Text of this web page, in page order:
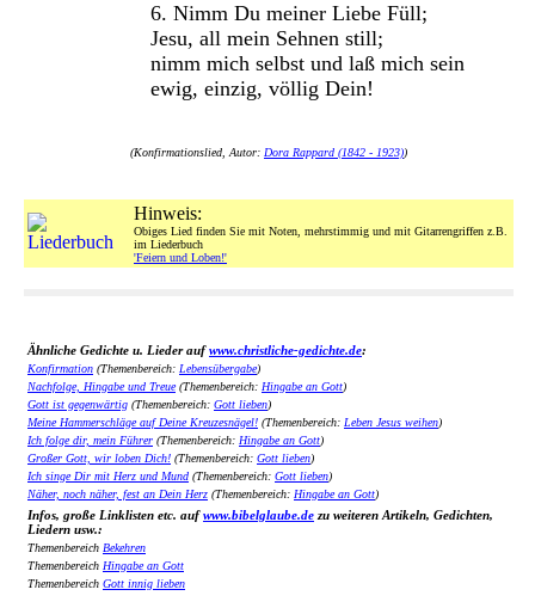
6. Nimm Du meiner Liebe Füll;
Jesu, all mein Sehnen still;
nimm mich selbst und laß mich sein
ewig, einzig, völlig Dein!
(Konfirmationslied, Autor: Dora Rappard (1842 - 1923))
Hinweis:
Obiges Lied finden Sie mit Noten, mehrstimmig und mit Gitarrengriffen z.B.
im Liederbuch
'Feiern und Loben!'
Ähnliche Gedichte u. Lieder aufwww.christliche-gedichte.de:
Konfirmation (Themenbereich: Lebensübergabe)
Nachfolge, Hingabe und Treue(Themenbereich: Hingabe an Gott)
Gott ist gegenwärtig (Themenbereich: Gott lieben)
Meine Hammerschläge auf Deine Kreuzesnägel! (Themenbereich: Leben Jesus weihen)
Ich folge dir, mein Führer (Themenbereich: Hingabe an Gott)
Großer Gott, wir loben Dich! (Themenbereich: Gott lieben)
Ich singe Dir mit Herz und Mund (Themenbereich: Gott lieben)
Näher, noch näher, fest an Dein Herz (Themenbereich: Hingabe an Gott)
Infos, große Linklisten etc. aufwww.bibelglaube.de zu weiteren Artikeln, Gedichten,
Liedern usw.:
Themenbereich Bekehren
Themenbereich Hingabe an Gott
Themenbereich Gott innig lieben